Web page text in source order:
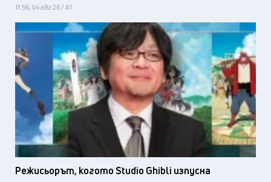
11:56, 04 авг 26 / А1
Режисьорът, когото Studio Ghibli изпусна